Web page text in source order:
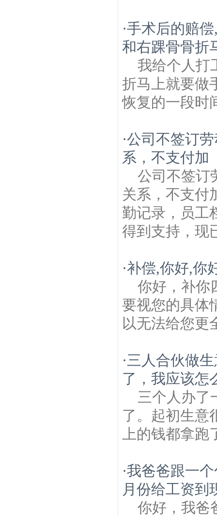
·手术后的赔
和右踝骨骨折
我给个人打
折马上就要做
恢复的一段时
·公司不签订
系，不支付加
公司不签订
关系，不支付
勤记录，员工
得到支持，现
·补偿,你好,你
你好，补你
要视您的具体
以无法给您更
·三人合伙做
了，我应该怎
三个人办了
了。起初生意
上的钱都拿
·我爸爸跟一
月份给工资到
你好，我爸